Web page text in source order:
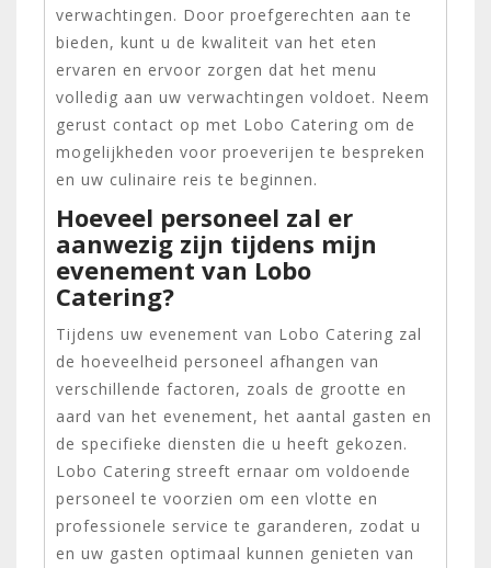
verwachtingen. Door proefgerechten aan te
bieden, kunt u de kwaliteit van het eten
ervaren en ervoor zorgen dat het menu
volledig aan uw verwachtingen voldoet. Neem
gerust contact op met Lobo Catering om de
mogelijkheden voor proeverijen te bespreken
en uw culinaire reis te beginnen.
Hoeveel personeel zal er
aanwezig zijn tijdens mijn
evenement van Lobo
Catering?
Tijdens uw evenement van Lobo Catering zal
de hoeveelheid personeel afhangen van
verschillende factoren, zoals de grootte en
aard van het evenement, het aantal gasten en
de specifieke diensten die u heeft gekozen.
Lobo Catering streeft ernaar om voldoende
personeel te voorzien om een vlotte en
professionele service te garanderen, zodat u
en uw gasten optimaal kunnen genieten van